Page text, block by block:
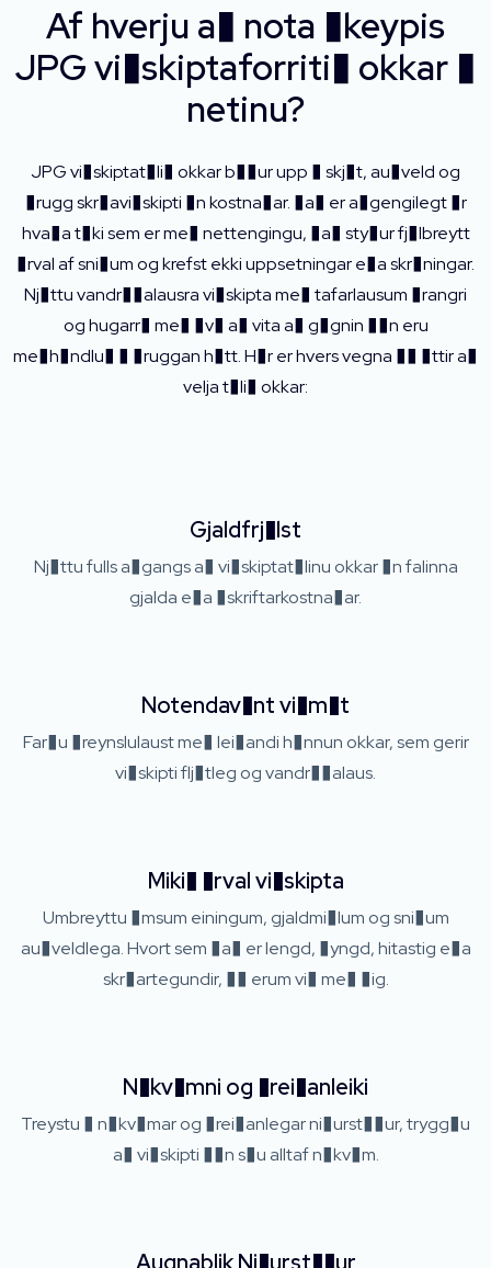
Af hverju a� nota �keypis
JPG vi�skiptaforriti� okkar �
netinu?
JPG vi�skiptat�li� okkar b��ur upp � skj�t, au�veld og
�rugg skr�avi�skipti �n kostna�ar. �a� er a�gengilegt �r
hva�a t�ki sem er me� nettengingu, �a� sty�ur fj�lbreytt
�rval af sni�um og krefst ekki uppsetningar e�a skr�ningar.
Nj�ttu vandr��alausra vi�skipta me� tafarlausum �rangri
og hugarr� me� �v� a� vita a� g�gnin ��n eru
me�h�ndlu� � �ruggan h�tt. H�r er hvers vegna �� �ttir a�
velja t�li� okkar:
Gjaldfrj�lst
Nj�ttu fulls a�gangs a� vi�skiptat�linu okkar �n falinna
gjalda e�a �skriftarkostna�ar.
Notendav�nt vi�m�t
Far�u �reynslulaust me� lei�andi h�nnun okkar, sem gerir
vi�skipti flj�tleg og vandr��alaus.
Miki� �rval vi�skipta
Umbreyttu �msum einingum, gjaldmi�lum og sni�um
au�veldlega. Hvort sem �a� er lengd, �yngd, hitastig e�a
skr�artegundir, �� erum vi� me� �ig.
N�kv�mni og �rei�anleiki
Treystu � n�kv�mar og �rei�anlegar ni�urst��ur, trygg�u
a� vi�skipti ��n s�u alltaf n�kv�m.
Augnablik Ni�urst��ur